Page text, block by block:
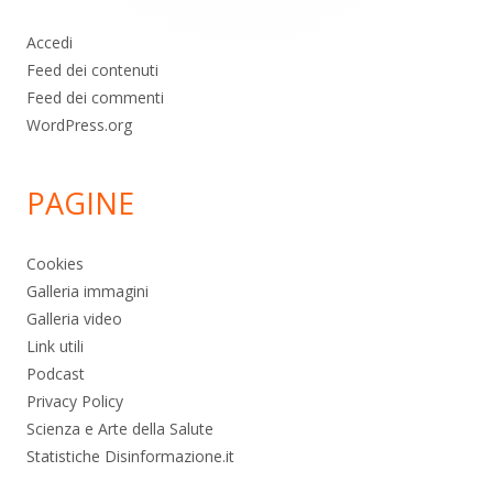
Accedi
Feed dei contenuti
Feed dei commenti
WordPress.org
PAGINE
Cookies
Galleria immagini
Galleria video
Link utili
Podcast
Privacy Policy
Scienza e Arte della Salute
Statistiche Disinformazione.it